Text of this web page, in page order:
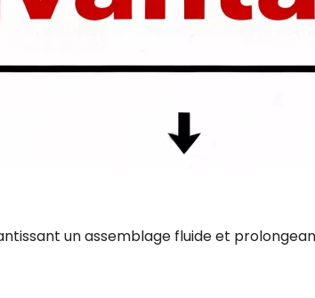
un assemblage fluide et